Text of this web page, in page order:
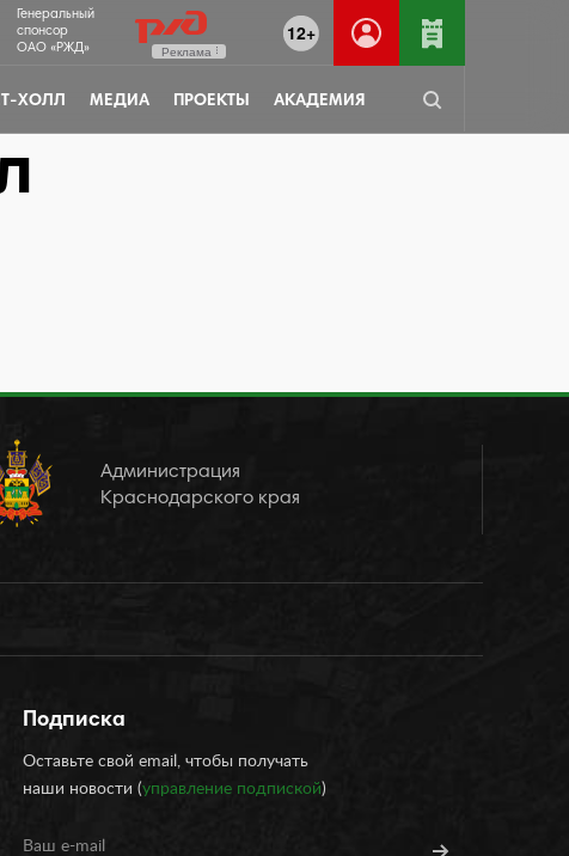
12+
Генеральный
спонсор
ОАО «РЖД»
Реклама
ХОЛЛ МЕДИА ПРОЕКТЫ АКАДЕМИЯ
Администрация
Краснодарского края
Подписка
Оставьте свой email, чтобы получать
наши новости (управление подпиской)